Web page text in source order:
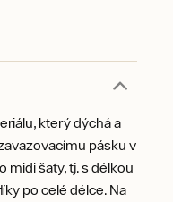
který dýchá a
pásku v
midi šaty, tj. s délkou
po celé délce. Na